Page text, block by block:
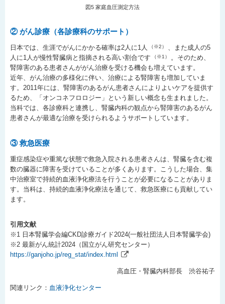
図5 家庭血圧測定方法
② がん診療（各診療科のサポート）
日本では、生涯でがんにかかる確率は2人に1人 （※2）
、また成人の5
人に1人が慢性腎臓病と指摘される高い割合です
（※1）
。そのため、
腎障害のある患者さんががん治療を受ける機会も増えています。
近年、がん治療の多様化に伴い、治療による腎障害も増加していま
す。2011年には、腎障害のあるがん患者さんによりよいケアを提供す
るため、「オンコネフロロジー」という新しい概念も生まれました。
当科では、各診療科と連携し、腎臓内科の観点から腎障害のあるがん
患者さんが最適な治療を受けられるようサポートしています。
③ 救急医療
重症感染症や重篤な状態で救急入院される患者さんは、腎臓を含む複
数の臓器に障害を受けていることが多くあります。こうした場合、集
中治療室で持続的血液浄化療法を行うことが必要になることがありま
す。当科は、持続的血液浄化療法を通じて、救急医療にも貢献してい
ます。
引用文献
※1 日本腎臓学会編CKD診療ガイド2024(一般社団法人日本腎臓学会)
※2 最新がん統計2024（国立がん研究センター）
https://ganjoho.jp/reg_stat/index.html
高血圧・腎臓内科部長 渋谷祐子
関連リンク： 血液浄化センター